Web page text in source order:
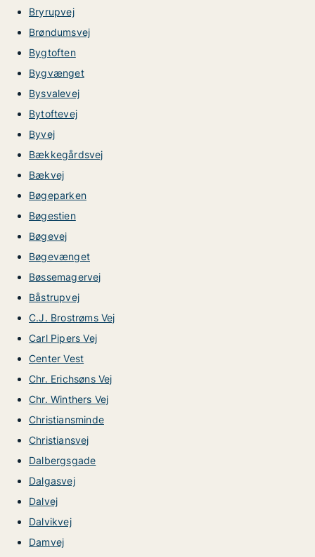
Bryrupvej
Brøndumsvej
Bygtoften
Bygvænget
Bysvalevej
Bytoftevej
Byvej
Bækkegårdsvej
Bækvej
Bøgeparken
Bøgestien
Bøgevej
Bøgevænget
Bøssemagervej
Båstrupvej
C.J. Brostrøms Vej
Carl Pipers Vej
Center Vest
Chr. Erichsøns Vej
Chr. Winthers Vej
Christiansminde
Christiansvej
Dalbergsgade
Dalgasvej
Dalvej
Dalvikvej
Damvej